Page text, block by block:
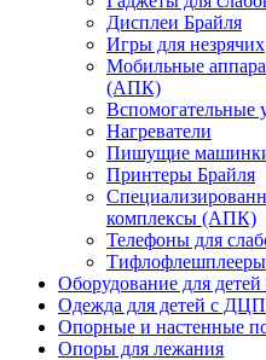
Дисплеи Брайля
Игры для незрячих
Мобильные
(АПК)
Вспомогательные
Нагреватели
Пишущие
Принтеры Брайля
комплексы (АПК)
Телефоны для
Тифлофлешплееры
Оборудование для
Одежда для детей с ДЦП
Опорные и настенные
Опоры для лежания